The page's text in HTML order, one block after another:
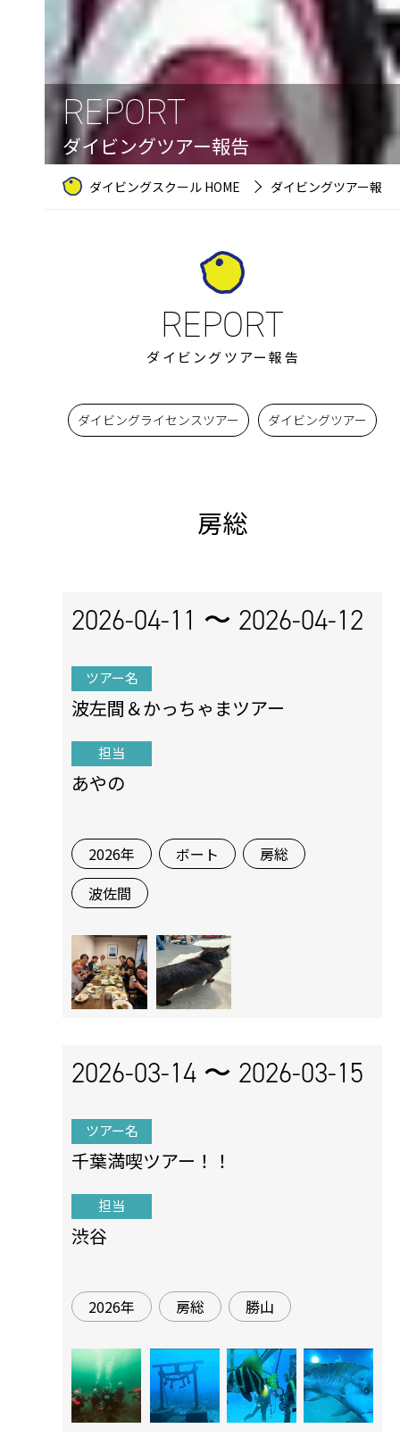
REPORT
ダイビングツアー報告
ダイビングスクール HOME ダイビングツアー報告
ダイビングツアー報告
ダイビングライセンスツアー ダイビングツアー
房総
2026-04-11 〜 2026-04-12
ツアー名
波左間＆かっちゃまツアー
担当
あやの
2026年 ボート
房総
波佐間
2026-03-14 〜 2026-03-15
ツアー名
千葉満喫ツアー！！
担当
渋谷
2026年 房総 勝山